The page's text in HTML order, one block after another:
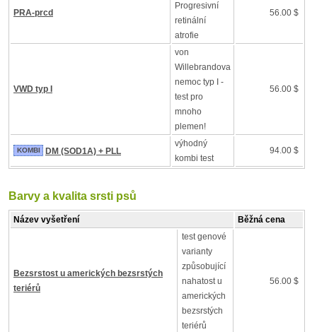
PRA-prcd
Progresivní
retinální
atrofie
56.00 $
VWD typ I
von
Willebrandova
nemoc typ I -
test pro
mnoho
plemen!
56.00 $
KOMBI DM (SOD1A) + PLL
výhodný
kombi test
94.00 $
Barvy a kvalita srsti psů
Název vyšetření Běžná cena
Bezsrstost u amerických bezsrstých
teriérů
test genové
varianty
způsobující
nahatost u
amerických
bezsrstých
teriérů
56.00 $